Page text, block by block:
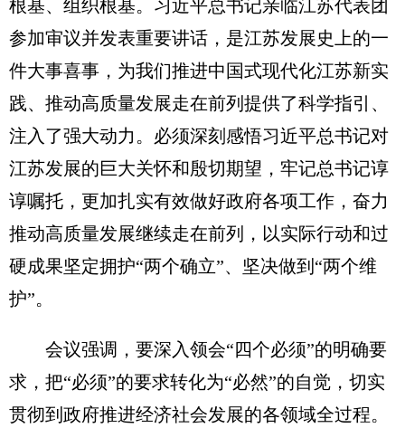
根基、组织根基。习近平总书记亲临江苏代表团
参加审议并发表重要讲话，是江苏发展史上的一
件大事喜事，为我们推进中国式现代化江苏新实
践、推动高质量发展走在前列提供了科学指引、
注入了强大动力。必须深刻感悟习近平总书记对
江苏发展的巨大关怀和殷切期望，牢记总书记谆
谆嘱托，更加扎实有效做好政府各项工作，奋力
推动高质量发展继续走在前列，以实际行动和过
硬成果坚定拥护“两个确立”、坚决做到“两个维
护”。
会议强调，要深入领会“四个必须”的明确要
求，把“必须”的要求转化为“必然”的自觉，切实
贯彻到政府推进经济社会发展的各领域全过程。